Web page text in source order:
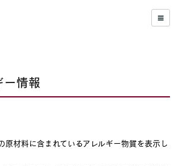
情報
原材料に含まれているアレルギー物質を表示し